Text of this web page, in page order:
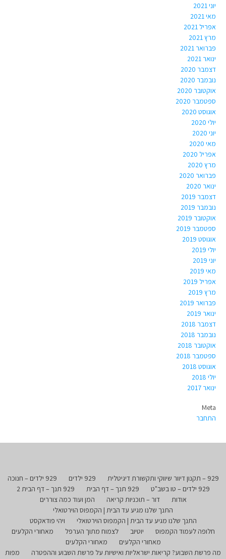
יוני 2021
מאי 2021
אפריל 2021
מרץ 2021
פברואר 2021
ינואר 2021
דצמבר 2020
נובמבר 2020
אוקטובר 2020
ספטמבר 2020
אוגוסט 2020
יולי 2020
יוני 2020
מאי 2020
אפריל 2020
מרץ 2020
פברואר 2020
ינואר 2020
דצמבר 2019
נובמבר 2019
אוקטובר 2019
ספטמבר 2019
אוגוסט 2019
יולי 2019
יוני 2019
מאי 2019
אפריל 2019
מרץ 2019
פברואר 2019
ינואר 2019
דצמבר 2018
נובמבר 2018
אוקטובר 2018
ספטמבר 2018
אוגוסט 2018
יולי 2018
ינואר 2017
Meta
התחבר
929 – תקנון דיוור שיווקי ותקשורת דיגיטלית 929 ילדים
929 ילדים – חנוכה
929 ילדים – טו בשב"ט
929 תנך – דף הבית
929 תנך – דף הבית 2
אודות
דור – תוכניות קריאה
המן ועוד כמה צוררים
התנך שלנו מגיע עד הבית | הקמפוס הוירטואלי
התנך שלנו מגיע עד הבית | הקמפוס הוירטואלי
ויהי פודאקסט
חלופה לעמוד הקמפוס
יוטיוב לצמוח מתוך הערפל
מאחורי הקלעים
מאחורי הקלעים
מאחורי הקלעים
מה פרשת השבוע? קריאות ישראליות ואישיות על פרשת השבוע וההפטרה
מפות